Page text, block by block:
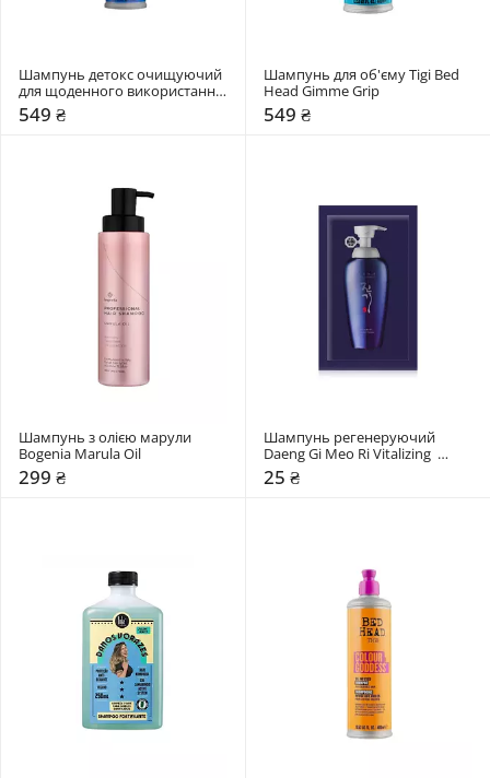
Шампунь детокс очищуючий
для щоденного використання
Tigi Bed Head Down 'N Dirty
Shampoo
549 ₴
Шампунь для об'єму Tigi Bed
Head Gimme Grip
549 ₴
Шампунь з олією марули
Bogenia Marula Oil
299 ₴
Шампунь регенеруючий
Daeng Gi Meo Ri Vitalizing
Shampoo
25 ₴